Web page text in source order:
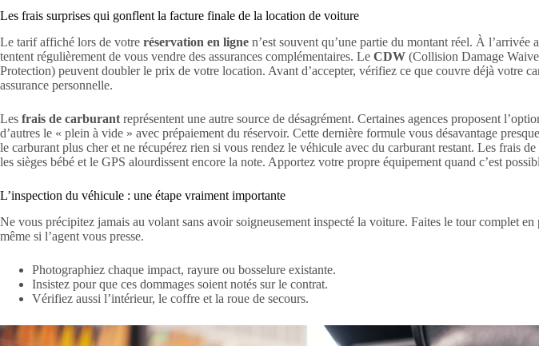
Les frais surprises qui gonflent la facture finale de la location de voiture
Le tarif affiché lors de votre réservation en ligne n’est souvent qu’une partie du montant réel. À l’arrivée
tentent régulièrement de vous vendre des assurances complémentaires. Le CDW (Collision Damage
Protection) peuvent doubler le prix de votre location. Avant d’accepter, vérifiez ce que couvre déjà votre
assurance personnelle.
Les frais de carburant représentent une autre source de désagrément. Certaines agences proposent
d’autres le « plein à vide » avec prépaiement du réservoir. Cette dernière formule vous désavantage
le carburant plus cher et ne récupérez rien si vous rendez le véhicule avec du carburant restant. Les frais
les sièges bébé et le GPS alourdissent encore la note. Apportez votre propre équipement quand c’est
L’inspection du véhicule : une étape vraiment importante
Ne vous précipitez jamais au volant sans avoir soigneusement inspecté la voiture. Faites le tour complet
même si l’agent vous presse.
Photographiez chaque impact, rayure ou bosselure existante.
Insistez pour que ces dommages soient notés sur le contrat.
Vérifiez aussi l’intérieur, le coffre et la roue de secours.